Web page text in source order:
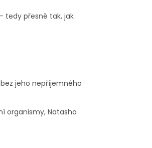
tedy přesně tak, jak
jeho nepříjemného
organismy, Natasha